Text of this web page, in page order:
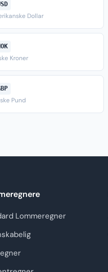
Dollar
Kroner
Pund
Lommeregner